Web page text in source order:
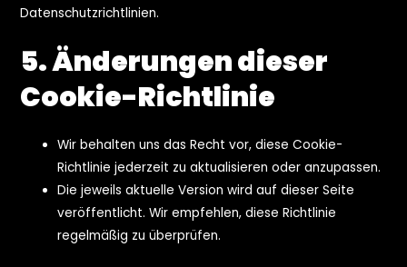
Datenschutzrichtlinien.
5. Änderungen dieser
Cookie-Richtlinie
Wir behalten uns das Recht vor, diese Cookie-
Richtlinie jederzeit zu aktualisieren oder anzupassen.
Die jeweils aktuelle Version wird auf dieser Seite
veröffentlicht. Wir empfehlen, diese Richtlinie
regelmäßig zu überprüfen.